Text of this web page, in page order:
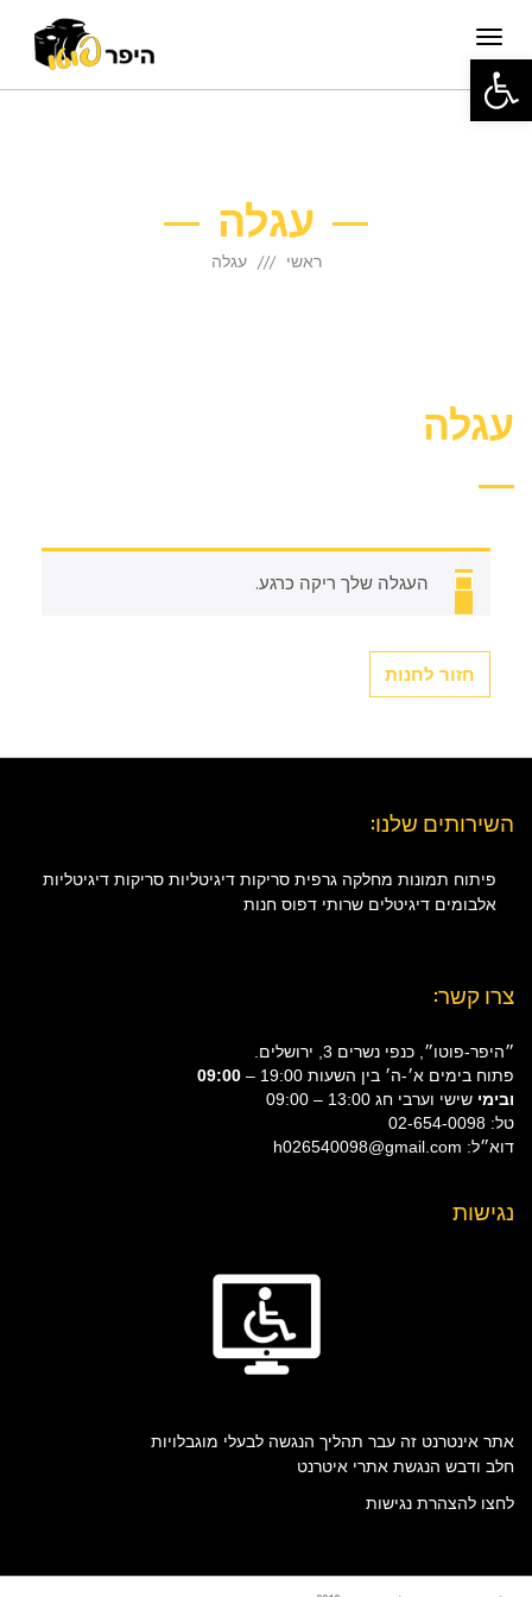
פתח סרגל נגישות
תפריט
עגלה
ראשי עגלה
עגלה
העגלה שלך ריקה כרגע.
חזור לחנות
השירותים שלנו:
פיתוח תמונות מחלקה גרפית סריקות דיגיטליות סריקות דיגיטליות
אלבומים דיגיטלים שרותי דפוס חנות
צרו קשר:
״היפר-פוטו״, כנפי נשרים 3, ירושלים.
פתוח בימים א׳-ה׳ בין השעות 19:00 –
09:00
ובימי שישי וערבי חג 13:00 – 09:00
טל: 02-654-0098
דוא״ל: h026540098@gmail.com
נגישות
אתר אינטרנט זה עבר תהליך הנגשה לבעלי מוגבלויות
חלב ודבש הנגשת אתרי איטרנט
לחצו להצהרת נגישות